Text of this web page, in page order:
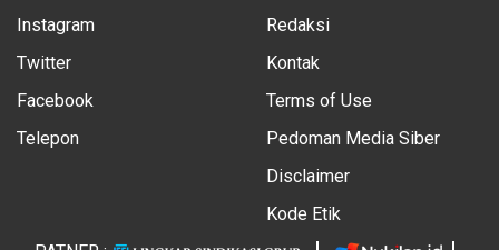
Instagram
Twitter
Facebook
Telepon
Redaksi
Kontak
Terms of Use
Pedoman Media Siber
Disclaimer
Kode Etik